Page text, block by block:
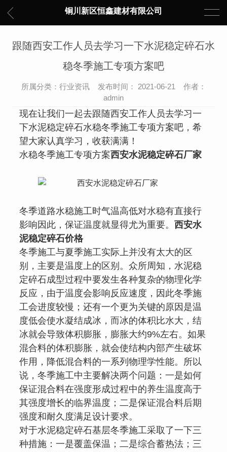
铜川新区恒鑫建材有限公司
跟随西安工作人员去学习一下水泥稳定碎石水
稳冬季施工专项方案吧
所属分类：行业资讯 发布时间： 2021-06-21 作者：
admin
现在让我们一起去跟随西安工作人员去学习一
下水泥稳定碎石水稳冬季施工专项方案吧，希
望大家认真学习，收获满满！
水稳冬季施工专项方案西安水泥稳定碎石厂家
冬季道路水稳施工时气温高低对水稳有直接行
影响因此，保证温度就显得尤为重要。西安水
泥稳定碎石价格
冬季施工与夏季施工实际上并没有太大的区
别，主要是温度上的区别。众所周知，水泥稳
定碎石成型过程中要发生各种复杂的物理化学
反应，由于温度会影响反应速度，因此冬季施
工会进度较慢；还有一个更为关键的原因是温
度低会使水凝结成冰，而冰的体积比水大，结
冰就会导致体积膨胀，膨胀大约9%左右。如果
混合料的体积膨胀，就会使结构内部产生破坏
作用，降低混合料的一系列物理学性能。所以
说，冬季施工中主要解决两个问题：一是如何
保证混合料在强度形成过程中的养生温度高于
其强度增长的临界温度；二是保证混合料后期
强度和耐久度满足设计要求。
对于水泥稳定碎石基层冬季施工采取了一下三
种措施：一是覆盖保温；二是综合蓄热法；三